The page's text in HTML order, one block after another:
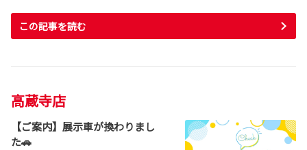
この記事を読む
高蔵寺店
【ご案内】展示車が換わりまし
た🚗